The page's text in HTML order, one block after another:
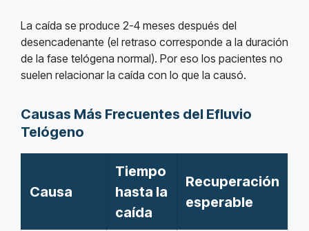
La caída se produce 2-4 meses después del
desencadenante (el retraso corresponde a la duración
de la fase telógena normal). Por eso los pacientes no
suelen relacionar la caída con lo que la causó.
Causas Más Frecuentes del Efluvio
Telógeno
Causa
Tiempo
hasta la
caída
Recuperación
esperable